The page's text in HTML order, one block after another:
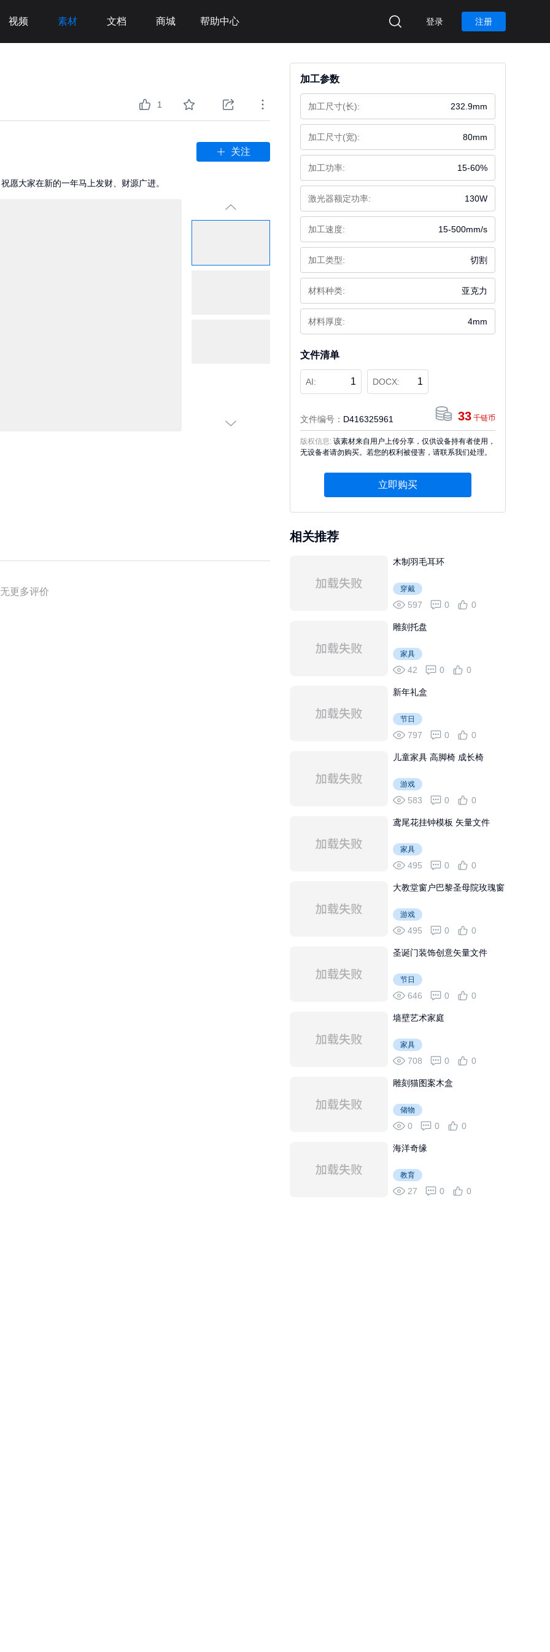
视频 素材 文档 商城 帮助中心 登录 注册
1
关注
愿大家在新的一年马上发财、财源广进。
更多评价
加工参数
加工尺寸(长): 232.9mm
加工尺寸(宽): 80mm
加工功率: 15-60%
激光器额定功率: 130W
加工速度: 15-500mm/s
加工类型: 切割
材料种类: 亚克力
材料厚度: 4mm
文件清单
AI: 1 DOCX: 1
文件编号： D416325961 33 千链币
版权信息: 该素材来自用户上传分享，仅供设备持有者使用，
无设备者请勿购买。若您的权利被侵害，请联系我们处理。
立即购买
相关推荐
木制羽毛耳环
穿戴
597 0 0
雕刻托盘
家具
42 0 0
新年礼盒
节日
797 0 0
儿童家具 高脚椅 成长椅
游戏
583 0 0
鸢尾花挂钟模板 矢量文件
家具
495 0 0
大教堂窗户巴黎圣母院玫瑰窗
游戏
495 0 0
圣诞门装饰创意矢量文件
节日
646 0 0
墙壁艺术家庭
家具
708 0 0
雕刻猫图案木盒
储物
0 0 0
海洋奇缘
教育
27 0 0